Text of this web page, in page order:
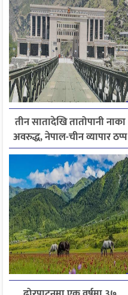
तीन सातादेखि तातोपानी नाका
अवरुद्ध, नेपाल-चीन व्यापार ठप्प